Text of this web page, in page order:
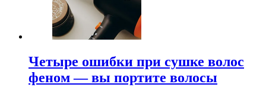
Четыре ошибки при сушке волос
феном — вы портите волосы